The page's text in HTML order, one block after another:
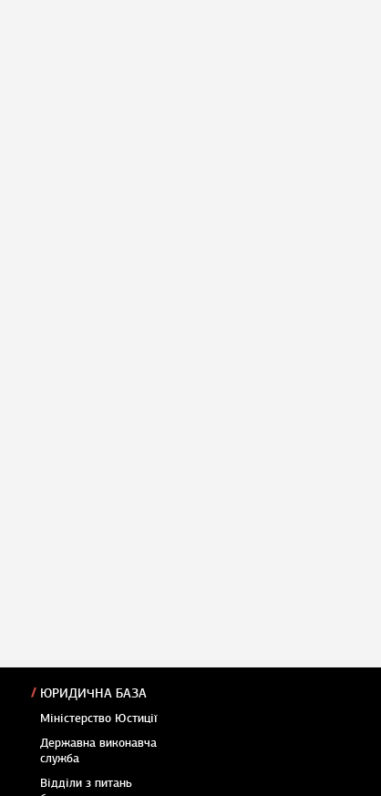
ЮРИДИЧНА БАЗА
Міністерство Юстиції
Державна виконавча
служба
Відділи з питань